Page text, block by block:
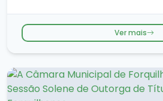
Ver mais